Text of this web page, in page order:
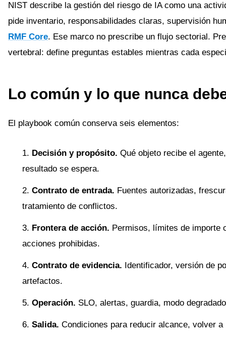
NIST describe la gestión del riesgo de IA como una
pide inventario, responsabilidades claras, supervisión
RMF Core. Ese marco no prescribe un flujo sectorial.
vertebral: define preguntas estables mientras cada
Lo común y lo que nunca
El playbook común conserva seis elementos:
Decisión y propósito. Qué objeto recibe el
resultado se espera.
Contrato de entrada. Fuentes autorizadas,
tratamiento de conflictos.
Frontera de acción. Permisos, límites de importe
acciones prohibidas.
Contrato de evidencia. Identificador, versión de
artefactos.
Operación. SLO, alertas, guardia, modo
Salida. Condiciones para reducir alcance, volver